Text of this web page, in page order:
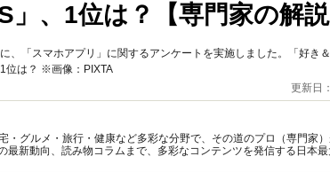
、1位は？【専門家の解説
、「スマホアプリ」に関するアンケートを実施しました。「好き
位は？ ※画像：PIXTA
更新日
・グルメ・旅行・健康など多彩な分野で、その道のプロ（専門家
最新動向、読み物コラムまで、多彩なコンテンツを発信する日本